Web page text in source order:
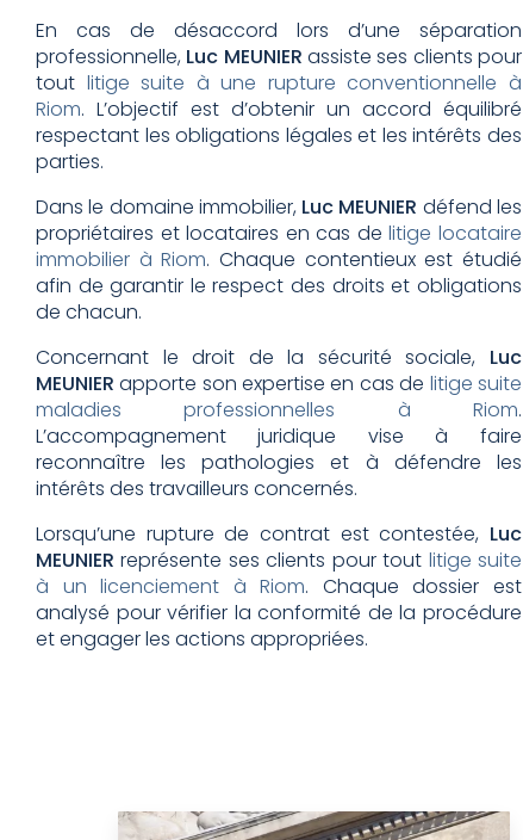
En cas de désaccord lors d’une séparation
professionnelle, Luc MEUNIER assiste ses clients pour
tout litige suite à une rupture conventionnelle à
Riom. L’objectif est d’obtenir un accord équilibré
respectant les obligations légales et les intérêts des
parties.
Dans le domaine immobilier, Luc MEUNIER défend les
propriétaires et locataires en cas delitige locataire
immobilier à Riom. Chaque contentieux est étudié
afin de garantir le respect des droits et obligations
de chacun.
Concernant le droit de la sécurité sociale, Luc
MEUNIER apporte son expertise en cas de litige suite
maladies professionnelles à Riom.
L’accompagnement juridique vise à faire
reconnaître les pathologies et à défendre les
intérêts des travailleurs concernés.
Lorsqu’une rupture de contrat est contestée, Luc
MEUNIER représente ses clients pour tout litige suite
à un licenciement à Riom. Chaque dossier est
analysé pour vérifier la conformité de la procédure
et engager les actions appropriées.